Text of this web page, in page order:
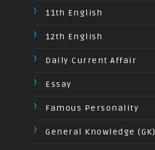
11th English
12th English
Daily Current Affair
Essay
Famous Personality
General Knowledge (GK)